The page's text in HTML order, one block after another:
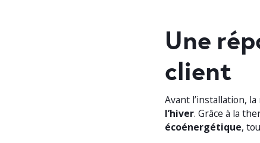
Une
client
Avant l’installation,
l’hiver. Grâce à la
écoénergétique,